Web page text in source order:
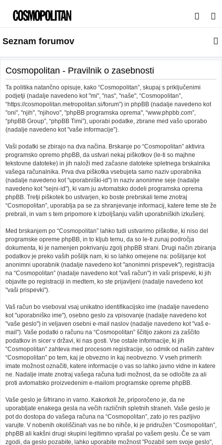
s
a
j
Seznam forumov
Cosmopolitan - Pravilnik o zasebnosti
Ta politika natančno opisuje, kako “Cosmopolitan”, skupaj s priključenimi
podjetji (nadalje navedeno kot "mi", "nas", "naše", “Cosmopolitan”,
“https://cosmopolitan.metropolitan.si/forum”) in phpBB (nadalje navedeno kot
"oni", "njih", "njihovo", "phpBB programska oprema", “www.phpbb.com”,
“phpBB Group”, “phpBB Timi”), uporabi podatke, zbrane med vašo uporabo
(nadalje navedeno kot "vaše informacije”).
Vaši podatki se zbirajo na dva načina. Brskanje po “Cosmopolitan” aktivira
programsko opremo phpBB, da ustvari nekaj piškotkov (le-ti so majhne
tekstovne datoteke) in jih naloži med začasne datoteke spletnega brskalnika
vašega računalnika. Prva dva piškotka vsebujeta samo naziv uporabnika
(nadalje navedeno kot "uporabniški-id") in naziv anonimne seje (nadalje
navedeno kot "sejni-id"), ki vam ju avtomatsko dodeli programska oprema
phpBB. Tretji piškotek bo ustvarjen, ko boste prebrskali teme znotraj
“Cosmopolitan”, uporablja pa se za shranjevanje informacij, katere teme ste že
prebrali, in vam s tem pripomore k izboljšanju vaših uporabniških izkušenj.
Med brskanjem po “Cosmopolitan” lahko tudi ustvarimo piškotke, ki niso del
programske opreme phpBB, in to kljub temu, da so le-ti zunaj področja
dokumenta, ki je namenjen pokrivanju zgolj phpBB strani. Drugi način zbiranja
podatkov je preko vaših pošiljk nam, ki so lahko omejene na: pošiljanje kot
anonimni uporabnik (nadalje navedeno kot "anonimni prispevek"), registracija
na “Cosmopolitan” (nadalje navedeno kot "vaš račun") in vaši prispevki, ki jih
objavite po registraciji in medtem, ko ste prijavljeni (nadalje navedeno kot
"vaši prispevki").
Vaš račun bo vseboval vsaj unikatno identifikacijsko ime (nadalje navedeno
kot "uporabniško ime"), osebno geslo za vpisovanje (nadalje navedeno kot
"vaše geslo") in veljaven osebni e-mail naslov (nadalje navedeno kot "vaš e-
mail"). Vaše podatki o računu na “Cosmopolitan” ščitijo zakoni za zaščito
podatkov in sicer v državi, ki nas gosti. Vse ostale informacije, ki jih
“Cosmopolitan” zahteva med procesom registracije, so odmik od naših zahtev
“Cosmopolitan” po tem, kaj je obvezno in kaj neobvezno. V vseh primerih
imate možnost označiti, katere informacije o vas so lahko javno vidne in katere
ne. Nadalje imate znotraj vašega računa tudi možnost, da se odločite za ali
proti avtomatsko proizvedenim e-mailom programske opreme phpBB.
Vaše geslo je šifrirano in varno. Kakorkoli že, priporočeno je, da ne
uporabljate enakega gesla na večih različnih spletnih straneh. Vaše geslo je
pot do dostopa do vašega računa na “Cosmopolitan”, zato jo res pazljivo
varujte. V nobenih okoliščinah vas ne bo nihče, ki je pridružen “Cosmopolitan”,
phpBB ali kakšni drugi skupini legitimno vprašal po vašem geslu. Če se vam
zgodi, da geslo pozabite, lahko uporabite možnost "Pozabil sem svoje geslo",